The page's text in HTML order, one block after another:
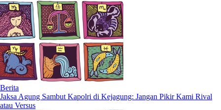
Berita
Jaksa Agung Sambut Kapolri di Kejagung: Jangan Pikir Kami Rival
atau Versus